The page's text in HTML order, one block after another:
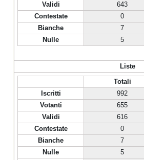
Validi
643
Contestate
0
Bianche
7
Nulle
5
Liste
Totali
Iscritti
992
Votanti
655
Validi
616
Contestate
0
Bianche
7
Nulle
5